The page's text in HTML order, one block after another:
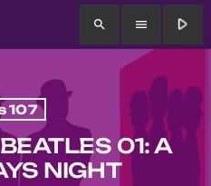
search menu play_arrow
107
01: A
NIGHT